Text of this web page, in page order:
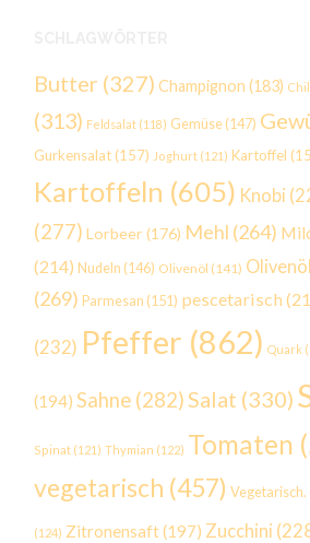
Butter (327) Champignon (183)
(313) Feldsalat (118) Gemüse (147)
Gurkensalat (157) Joghurt (121) Kartoffel
Kartoffeln (605) Knobi
(277) Lorbeer (176) Mehl (264)
(214) Nudeln (146) Olivenöl (141) Olivenöl
(269) Parmesan (151) pescetarisch
(232) Pfeffer (862) Quark
(194) Sahne (282)Salat (330)
Spinat (121) Thymian (122) Tomaten
vegetarisch (457) Vegetarisch.
(124) Zitronensaft(197) Zucchini